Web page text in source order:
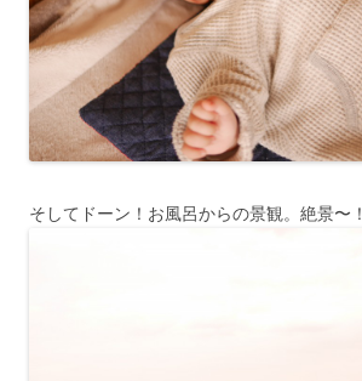
そしてドーン！お風呂からの景観。絶景〜！